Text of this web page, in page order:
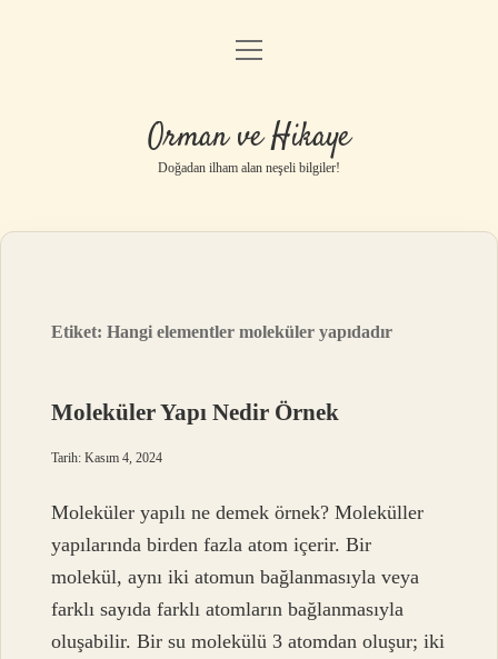
Anasayfa
Yasal Uyarı
menüyü
Orman ve Hikaye
Doğadan ilham alan neşeli bilgiler!
Etiket:Hangi elementler moleküler yapıdadır
Moleküler Yapı Nedir Örnek
Tarih: Kasım 4, 2024
Moleküler yapılı ne demek örnek? Moleküller
yapılarında birden fazla atom içerir. Bir
molekül, aynı iki atomun bağlanmasıyla veya
farklı sayıda farklı atomların bağlanmasıyla
oluşabilir. Bir su molekülü 3 atomdan oluşur; iki